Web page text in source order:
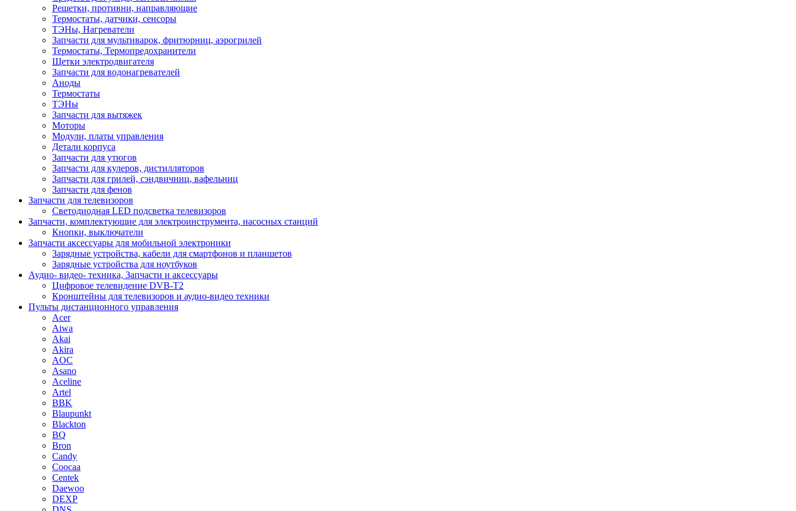
Решетки, противни, направляющие
Термостаты, датчики, сенсоры
ТЭНы, Нагреватели
Запчасти для мультиварок, фритюрниц, аэрогрилей
Термостаты, Термопредохранители
Щетки электродвигателя
Запчасти для водонагревателей
Аноды
Термостаты
ТЭНы
Запчасти для вытяжек
Моторы
Модули, платы управления
Детали корпуса
Запчасти для утюгов
Запчасти для кулеров, дистилляторов
Запчасти для грилей, сэндвичниц, вафельниц
Запчасти для фенов
Запчасти для телевизоров
Светодиодная LED подсветка телевизоров
Запчасти, комплектующие для электроинструмента, насосных станций
Кнопки, выключатели
Запчасти аксессуары для мобильной электроники
Зарядные устройства, кабели для смартфонов и планшетов
Зарядные устройства для ноутбуков
Аудио- видео- техника, Запчасти и аксессуары
Цифровое телевидение DVB-T2
Кронштейны для телевизоров и аудио-видео техники
Пульты дистанционного управления
Acer
Aiwa
Akai
Akira
AOC
Asano
Aceline
Artel
BBK
Blaupunkt
Blackton
BQ
Bron
Candy
Coocaa
Centek
Daewoo
DEXP